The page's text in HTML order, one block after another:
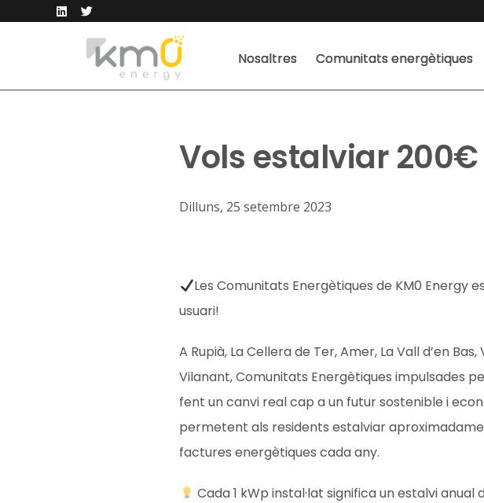
Nosaltres Comunitats energètiques
Vols estalviar 200€
Dilluns, 25 setembre 2023
Les Comunitats Energètiques de KM0 Energy
usuari!
A Rupià, La Cellera de Ter, Amer, La Vall d’en
Vilanant, Comunitats Energètiques impulsades
fent un canvi real cap a un futur sostenible i
permetent als residents estalviar
factures energètiques cada any.
Cada 1 kWp instal·lat significa un estalvi